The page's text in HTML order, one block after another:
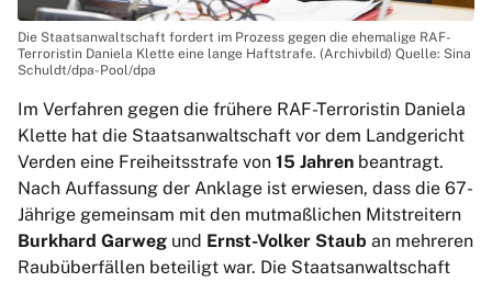
Die Staatsanwaltschaft fordert im Prozess gegen die ehemalige RAF-
Terroristin Daniela Klette eine lange Haftstrafe. (Archivbild) Quelle: Sina
Schuldt/dpa-Pool/dpa
Im Verfahren gegen die frühere RAF-Terroristin Daniela
Klette hat die Staatsanwaltschaft vor dem Landgericht
Verden eine Freiheitsstrafe von 15 Jahren beantragt.
Nach Auffassung der Anklage ist erwiesen, dass die 67-
Jährige gemeinsam mit den mutmaßlichen Mitstreitern
Burkhard Garweg und Ernst-Volker Staub an mehreren
Raubüberfällen beteiligt war. Die Staatsanwaltschaft